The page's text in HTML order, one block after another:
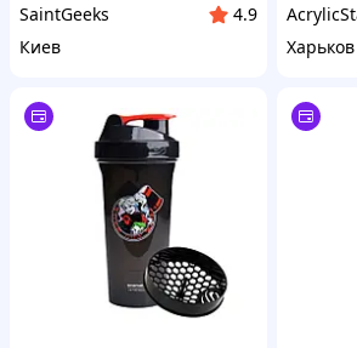
SaintGeeks
4.9
Киев
Харьков